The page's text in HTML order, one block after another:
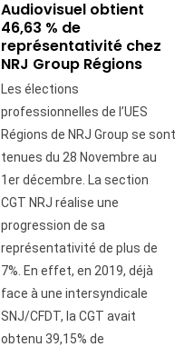
Audiovisuel obtient
46,63 % de
représentativité chez
NRJ Group Régions
Les élections
professionnelles de l’UES
Régions de NRJ Group se sont
tenues du 28 Novembre au
1er décembre. La section
CGT NRJ réalise une
progression de sa
représentativité de plus de
7%. En effet, en 2019, déjà
face à une intersyndicale
SNJ/CFDT, la CGT avait
obtenu 39,15% de